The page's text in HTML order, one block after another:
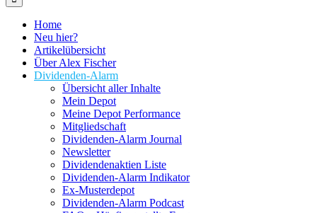
Home
Neu hier?
Artikelübersicht
Über Alex Fischer
Dividenden-Alarm
Übersicht aller Inhalte
Mein Depot
Meine Depot Performance
Mitgliedschaft
Dividenden-Alarm Journal
Newsletter
Dividendenaktien Liste
Dividenden-Alarm Indikator
Ex-Musterdepot
Dividenden-Alarm Podcast